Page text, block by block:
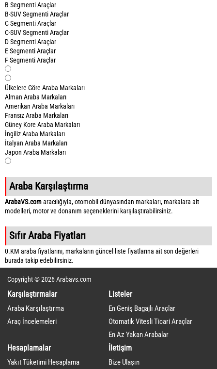
B Segmenti Araçlar
B-SUV Segmenti Araçlar
C Segmenti Araçlar
C-SUV Segmenti Araçlar
D Segmenti Araçlar
E Segmenti Araçlar
F Segmenti Araçlar
Ülkelere Göre Araba Markaları
Alman Araba Markaları
Amerikan Araba Markaları
Fransız Araba Markaları
Güney Kore Araba Markaları
İngiliz Araba Markaları
İtalyan Araba Markaları
Japon Araba Markaları
Araba Karşılaştırma
ArabaVS.comaracılığıyla, otomobil dünyasından markaları, markalara ait
modelleri, motor ve donanım seçeneklerini karşılaştırabilirsiniz.
Sıfır Araba Fiyatları
0.KM araba fiyatlarını, markaların güncel liste fiyatlarına ait son değerleri
burada takip edebilirsiniz.
Copyright © 2026 Arabavs.com
Karşılaştırmalar
Araba Karşılaştırma
Araç İncelemeleri
Listeler
En Geniş Bagajlı Araçlar
Otomatik Vitesli Ticari Araçlar
En Az Yakan Arabalar
Hesaplamalar
Yakıt Tüketimi Hesaplama
İletişim
Bize Ulaşın